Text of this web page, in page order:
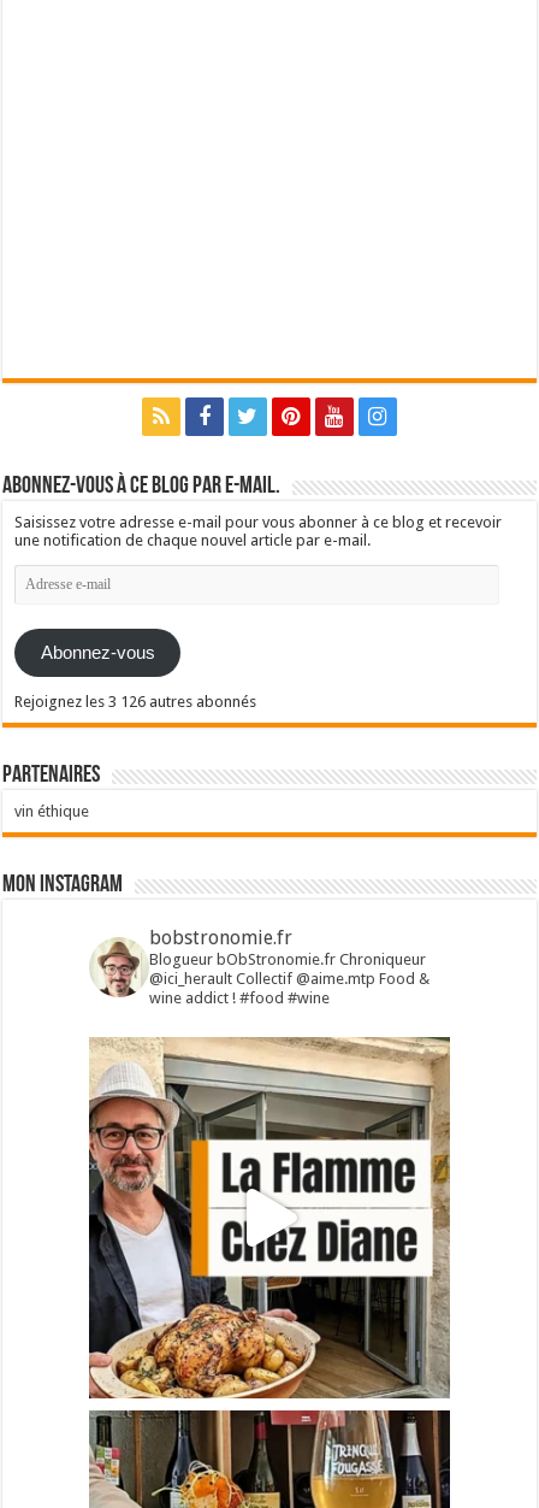
Abonnez-vous à ce blog par e-mail.
Saisissez votre adresse e-mail pour vous abonner à ce blog et recevoir
une notification de chaque nouvel article par e-mail.
Adresse
e-
Abonnez-vous
Rejoignez les 3 126 autres abonnés
Partenaires
vin éthique
Mon Instagram
bobstronomie.fr
Blogueur bObStronomie.fr Chroniqueur
@ici_heraultCollectif @aime.mtp Food &
wine addict !#food #wine